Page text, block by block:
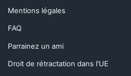
Mentions légales
FAQ
Parrainez un ami
Droit de rétractation dans l'UE